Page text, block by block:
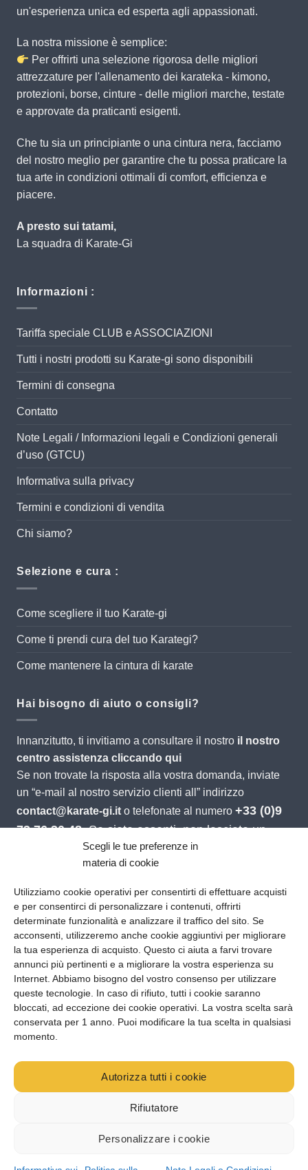
Scegli le tue preferenze in
materia di cookie
Utilizziamo cookie operativi per consentirti di effettuare acquisti
e per consentirci di personalizzare i contenuti, offrirti
determinate funzionalità e analizzare il traffico del sito. Se
acconsenti, utilizzeremo anche cookie aggiuntivi per migliorare
la tua esperienza di acquisto. Questo ci aiuta a farvi trovare
annunci più pertinenti e a migliorare la vostra esperienza su
Internet. Abbiamo bisogno del vostro consenso per utilizzare
queste tecnologie. In caso di rifiuto, tutti i cookie saranno
bloccati, ad eccezione dei cookie operativi. La vostra scelta sarà
conservata per 1 anno. Puoi modificare la tua scelta in qualsiasi
momento.
Autorizza tutti i cookie
Rifiutatore
Personalizzare i cookie
un'esperienza unica ed esperta agli appassionati.
La nostra missione è semplice:
Per offrirti una selezione rigorosa delle migliori
attrezzature per l'allenamento dei karateka - kimono,
protezioni, borse, cinture - delle migliori marche, testate
e approvate da praticanti esigenti.
Che tu sia un principiante o una cintura nera, facciamo
del nostro meglio per garantire che tu possa praticare la
tua arte in condizioni ottimali di comfort, efficienza e
piacere.
A presto sui tatami,
La squadra di Karate-Gi
Informazioni :
Tariffa speciale CLUB e ASSOCIAZIONI
Tutti i nostri prodotti su Karate-gi sono disponibili
Termini di consegna
Contatto
Note Legali / Informazioni legali e Condizioni generali
d’uso (GTCU)
Informativa sulla privacy
Termini e condizioni di vendita
Chi siamo?
Selezione e cura :
Come scegliere il tuo Karate-gi
Come ti prendi cura del tuo Karategi?
Come mantenere la cintura di karate
Hai bisogno di aiuto o consigli?
Innanzitutto, ti invitiamo a consultare il nostro il nostro
centro assistenza cliccando qui
Se non trovate la risposta alla vostra domanda, inviate
un “e-mail al nostro servizio clienti all” indirizzo
contact@karate-gi.it o telefonate al numero +33 (0)9
73 76 30 48.Se siete assenti, non lasciate un
messaggio ma richiamate più tardi o inviate un “e-
contact@karate-gi.it
vi richiamiamo, ditecelo nell” e-mail, indicando il
vostro numero di telefono, e vi risponderemo
Visa MasterCardPayPal
Bonifico Western
Union
Apple
Klarna Mollie
Google
Pay
IDeal
Offerta speciale Karate Arti marziali
Abbigliamento sportivo
Attrezzature
Prodotti WKF
I nostri atleti
Recensioni dei clienti Karate-Gi
Aiuto ? Accademia
spedizione-Politica di riservatezza-CGV
contact@karate-gi.itou+33 (0)9 73 76 30 48
Nederlands
Dansk Français (Belge)